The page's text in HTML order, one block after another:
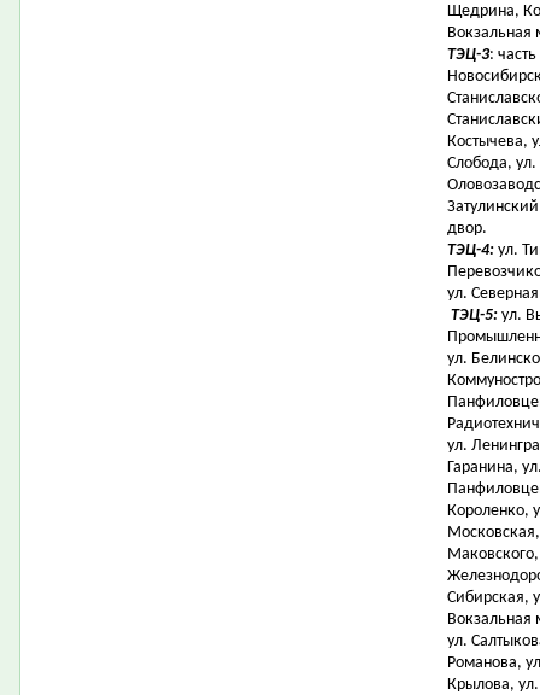
Щедрина,
Вокзальная
ТЭЦ-3:
Костычева,
Слобода,
двор.
ТЭЦ-4: ул.
ул.
ТЭЦ-5: ул.
ул.
ул.
Гаранина,
Короленко,
Сибирская,
ул.
Романова,
Крылова,